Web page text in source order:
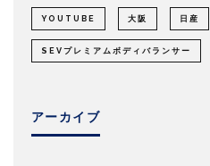
YOUTUBE 大阪 日産
SEVプレミアムボディバランサー
アーカイブ